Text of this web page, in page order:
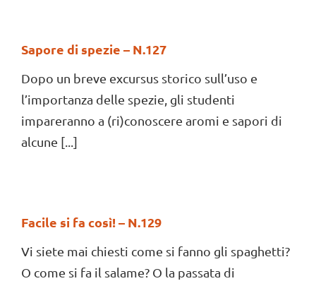
Sapore di spezie – N.127
Dopo un breve excursus storico sull’uso e
l’importanza delle spezie, gli studenti
impareranno a (ri)conoscere aromi e sapori di
alcune [...]
Facile si fa così! – N.129
Vi siete mai chiesti come si fanno gli spaghetti?
O come si fa il salame? O la passata di